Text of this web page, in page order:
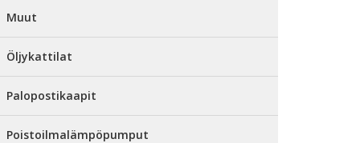
Muut
Öljykattilat
Palopostikaapit
Poistoilmalämpöpumput